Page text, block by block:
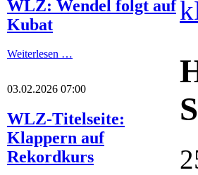
WLZ: Wendel folgt auf
Kubat
Weiterlesen …
03.02.2026 07:00
WLZ-Titelseite:
Klappern auf
Rekordkurs